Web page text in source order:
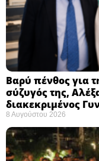
Βαρύ πένθος για
σύζυγός της,
διακεκριμένος
8 Αυγούστου 2026